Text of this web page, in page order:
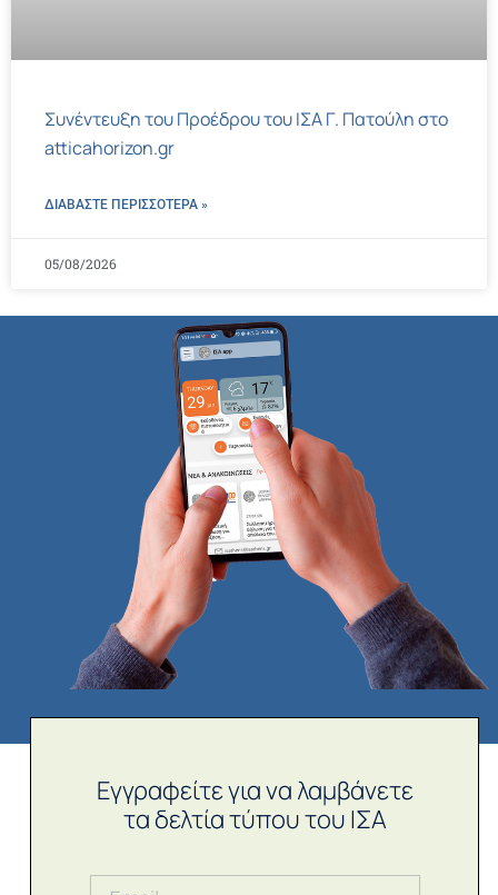
Συνέντευξη του Προέδρου του ΙΣΑ Γ. Πατούλη στο
atticahorizon.gr
ΔΙΑΒΑΣΤΕ ΠΕΡΙΣΣΌΤΕΡΑ »
05/08/2026
Εγγραφείτε για να λαμβάνετε
τα δελτία τύπου του ΙΣΑ